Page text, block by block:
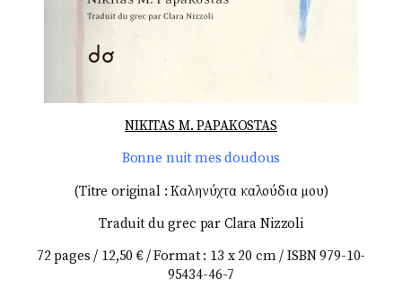
NIKITAS M. PAPAKOSTAS
Bonne nuit mes doudous
(Titre original : Καληνύχτα καλούδια μου)
Traduit du grec par Clara Nizzoli
72 pages / 12,50 € / Format : 13 x 20 cm / ISBN 979-10-
95434-46-7